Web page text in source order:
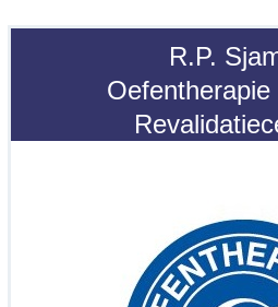
R.P.
Oefentherapie